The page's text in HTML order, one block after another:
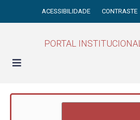
ACESSIBILIDADE CONTRASTE
PORTAL INSTITUCIONAL